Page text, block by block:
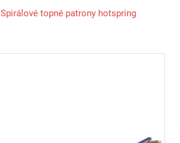
Spirálové topné patrony hotspring